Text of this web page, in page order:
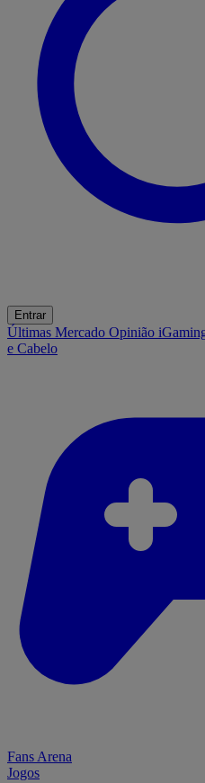
Entrar
Últimas Mercado Opinião
e Cabelo
Fans Arena
Jogos